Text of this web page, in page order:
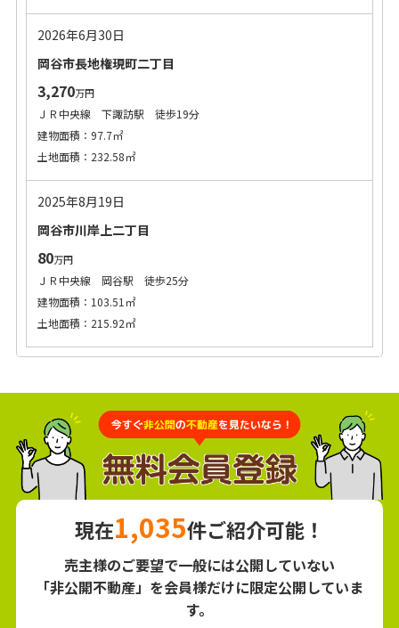
2026年6月30日
岡谷市長地権現町二丁目
3,270万円
ＪＲ中央線 下諏訪駅 徒歩19分
建物面積：97.7㎡
土地面積：232.58㎡
2025年8月19日
岡谷市川岸上二丁目
80万円
ＪＲ中央線 岡谷駅 徒歩25分
建物面積：103.51㎡
土地面積：215.92㎡
現在1,035件ご紹介可能！
売主様のご要望で一般には公開していない
「非公開不動産」を会員様だけに限定公開していま
す。